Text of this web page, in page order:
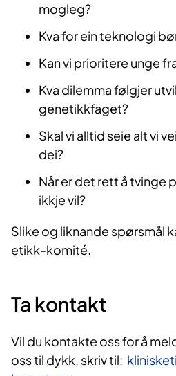
mogleg?
Kva for ein teknologi
Kan vi prioritere unge
Kva dilemma følgjer
genetikkfaget?
Skal vi alltid seie alt vi
dei?
Når er det rett å tvinge
ikkje vil?
Slike og liknande spørsmål
etikk-komité.
Ta kontakt
Vil du kontakte oss for å
oss til dykk, skriv til: